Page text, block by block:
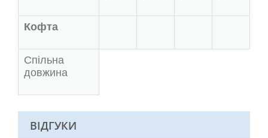
Кофта
Спільна
довжина
ВІДГУКИ